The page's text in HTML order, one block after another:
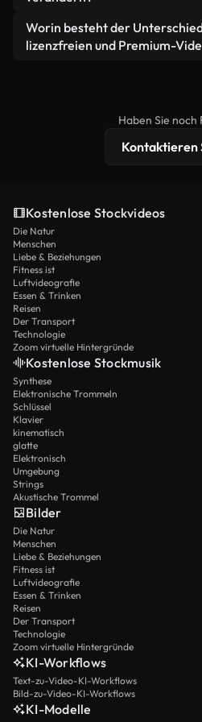
weiterverbreiten.
Videomaterial.
Ja. Sie dürfen unsere Videos
bearbeiten oder neu
Worin besteht der
lizenzfreien und Premium-
erweiterten Lizenzschutz
Haben Sie noch
Kontaktieren
Kostenlose Stockvideos
Die Natur
Menschen
Liebe & Beziehungen
Fitness ist
Luftvideografie
Essen & Trinken
Reisen
Der Transport
Technologie
Zoom virtuelle Hintergründe
Kostenlose Stockmusik
Synthese
Elektronische Trommeln
Schlüssel
Klavier
kinematisch
glatte
Elektronisch
Umgebung
Strings
Akustische Trommel
Bilder
Die Natur
Menschen
Liebe & Beziehungen
Fitness ist
Luftvideografie
Essen & Trinken
Reisen
Der Transport
Technologie
Zoom virtuelle Hintergründe
KI-Workflows
Text-zu-Video-KI-Workflows
Bild-zu-Video-KI-Workflows
KI-Modelle